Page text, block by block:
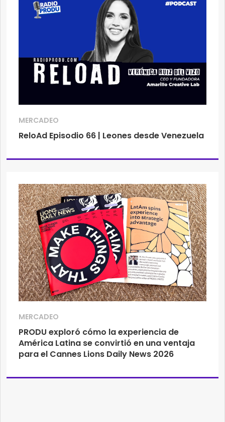
MERCADEO
ReloAd Episodio 66 | Leones desde Venezuela
MERCADEO
PRODU exploró cómo la experiencia de
América Latina se convirtió en una ventaja
para el Cannes Lions Daily News 2026